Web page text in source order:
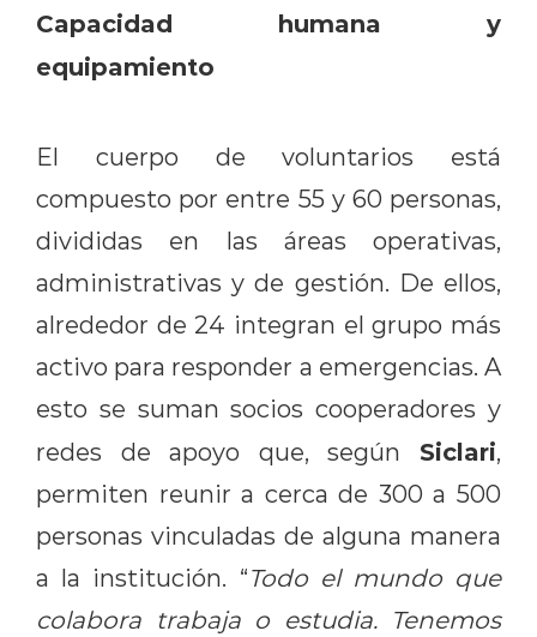
Capacidad humana y
equipamiento
El cuerpo de voluntarios está
compuesto por entre 55 y 60 personas,
divididas en las áreas operativas,
administrativas y de gestión. De ellos,
alrededor de 24 integran el grupo más
activo para responder a emergencias. A
esto se suman socios cooperadores y
redes de apoyo que, según Siclari,
permiten reunir a cerca de 300 a 500
personas vinculadas de alguna manera
a la institución. “Todo el mundo que
colabora trabaja o estudia. Tenemos